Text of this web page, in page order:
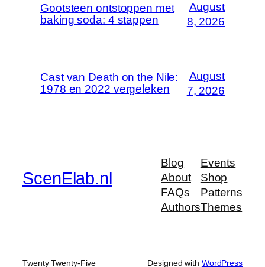
Gootsteen ontstoppen met
baking soda: 4 stappen
August
8, 2026
Cast van Death on the Nile:
1978 en 2022 vergeleken
August
7, 2026
ScenElab.nl
Blog
About
FAQs
Authors
Events
Shop
Patterns
Themes
Twenty Twenty-Five Designed with WordPress